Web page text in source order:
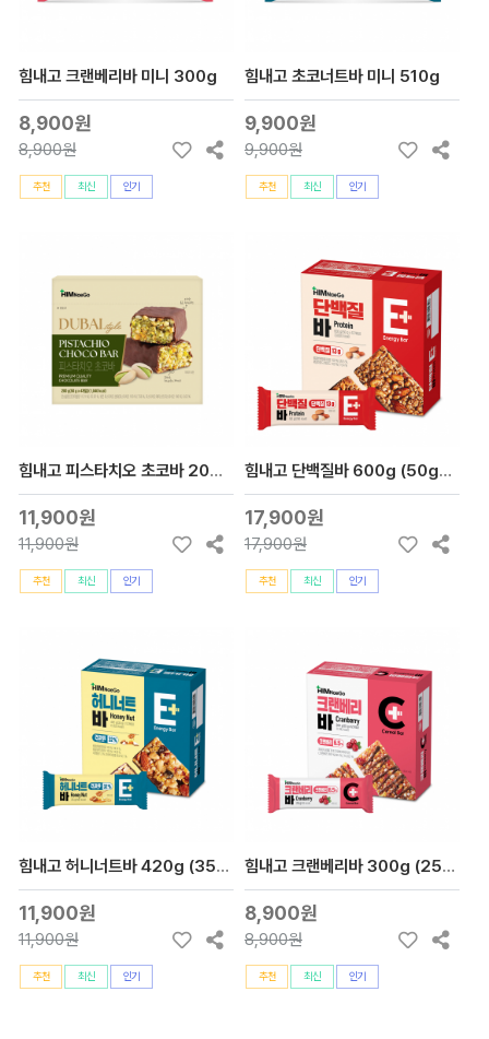
힘내고 크랜베리바 미니 300g
8,900원
8,900원
추천 최신 인기
힘내고 초코너트바 미니 510g
9,900원
9,900원
추천 최신 인기
힘내고 피스타치오 초코바 200g (50gx4개입)
11,900원
11,900원
추천 최신 인기
힘내고 단백질바 600g (50gx12개입)
17,900원
17,900원
추천 최신 인기
힘내고 허니너트바 420g (35gx12개입)
11,900원
11,900원
추천 최신 인기
힘내고 크랜베리바 300g (25gx12개입)
8,900원
8,900원
추천 최신 인기